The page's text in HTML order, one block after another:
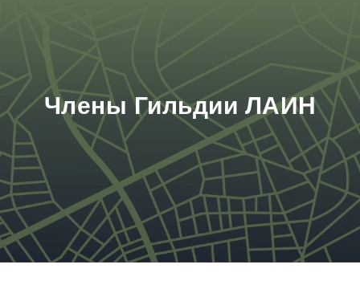
Члены Гильдии ЛАИН